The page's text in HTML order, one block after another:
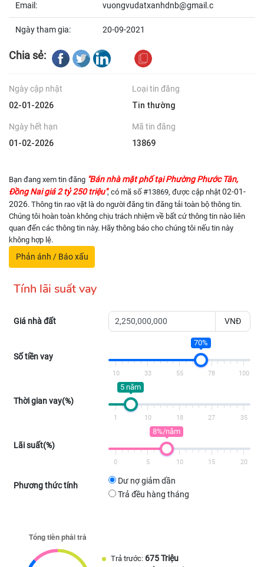
Email: vuongvudatxanhdnb@gmail.c
Ngày tham gia: 20-09-2021
Chia sẻ:
Ngày cập nhật
02-01-2026
Loại tin đăng
Tin thường
Ngày hết hạn
01-02-2026
Mã tin đăng
13869
Bạn đang xem tin đăng "Bán nhà mặt phố tại Phường Phước Tân,
Đồng Nai giá 2 tỷ 250 triệu", có mã số #13869, được cập nhật 02-01-
2026. Thông tin rao vặt là do người đăng tin đăng tải toàn bộ thông tin.
Chúng tôi hoàn toàn không chịu trách nhiệm về bất cứ thông tin nào liên
quan đến các thông tin này. Hãy thông báo cho chúng tôi nếu tin này
không hợp lệ.
Phản ánh / Báo xấu
Tính lãi suất vay
Giá nhà đất VNĐ
Số tiền vay
70%
10 33 55 78 100
Thời gian vay(%)
5 năm
1 10 18 27 35
Lãi suất(%)
8%/năm
0 5 10 15 20
Phương thức tính
Dư nợ giảm dần
Trả đều hàng tháng
Trả trước: 675 Triệu